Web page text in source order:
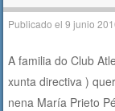
o
k
Publicado el9 junio
A familia do Club
xunta directiva )
nena María Prieto